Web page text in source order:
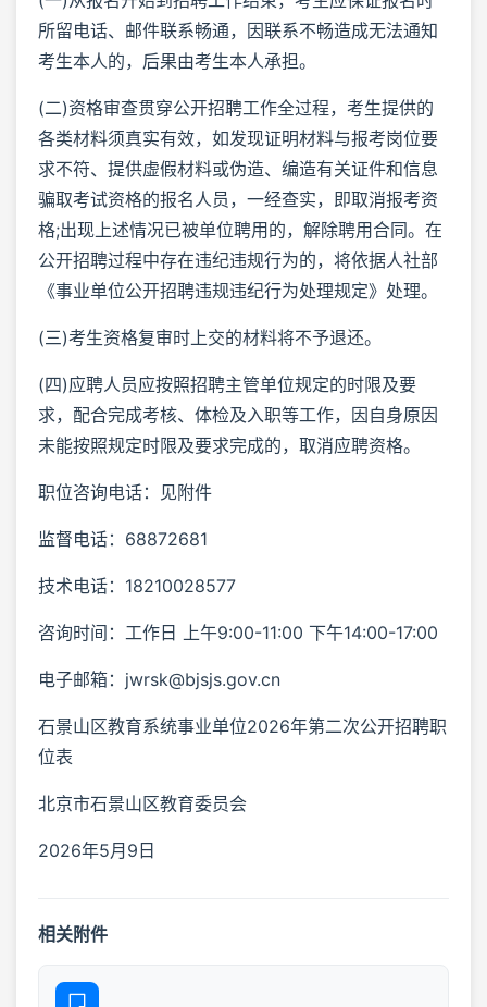
所留电话、邮件联系畅通，因联系不畅造成无法通知
考生本人的，后果由考生本人承担。
(二)资格审查贯穿公开招聘工作全过程，考生提供的
各类材料须真实有效，如发现证明材料与报考岗位要
求不符、提供虚假材料或伪造、编造有关证件和信息
骗取考试资格的报名人员，一经查实，即取消报考资
格;出现上述情况已被单位聘用的，解除聘用合同。在
公开招聘过程中存在违纪违规行为的，将依据人社部
《事业单位公开招聘违规违纪行为处理规定》处理。
(三)考生资格复审时上交的材料将不予退还。
(四)应聘人员应按照招聘主管单位规定的时限及要
求，配合完成考核、体检及入职等工作，因自身原因
未能按照规定时限及要求完成的，取消应聘资格。
职位咨询电话：见附件
监督电话：68872681
技术电话：18210028577
咨询时间：工作日 上午9:00-11:00 下午14:00-17:00
电子邮箱：jwrsk@bjsjs.gov.cn
石景山区教育系统事业单位2026年第二次公开招聘职
位表
北京市石景山区教育委员会
2026年5月9日
相关附件